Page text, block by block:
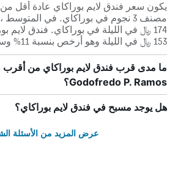
يكون سعر فندق لايم بوراكاي عادة أقل
مصنف 3 نجوم في بوراكاي. في
174 ﷼ في الليلة في بوراكاي. فندق لايم
153 ﷼ في الليلة وهو أرخص بنسبة 11% وسطياً في بوراكاي.
ما مدى قرب فندق لايم بوراكاي من أقرب
Godofredo P. Ramos؟
هل يوجد مسبح في فندق لايم بوراكاي؟
عرض المزيد من الأسئلة